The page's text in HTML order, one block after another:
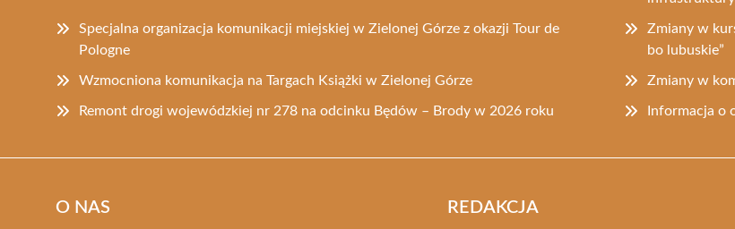
Specjalna organizacja komunikacji miejskiej w Zielonej Górze z okazji Tour de
Pologne
Zmiany w
bo lubuskie”
Wzmocniona komunikacja na Targach Książki w Zielonej Górze Zmiany w
Remont drogi wojewódzkiej nr 278 na odcinku Będów – Brody w 2026 roku Informacja o
O NAS REDAKCJA